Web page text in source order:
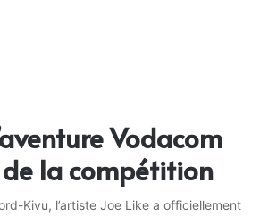
Vodacom
de la compétition
Kivu, l’artiste Joe Like a officiellement